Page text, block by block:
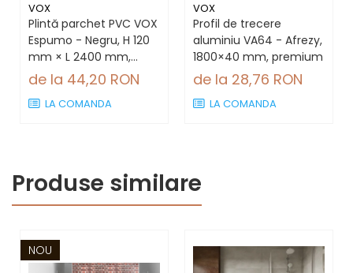
VOX
Plintă parchet PVC VOX
Espumo - Negru, H 120
mm × L 2400 mm,
grosime 16 mm
de la 44,20 RON
LA COMANDA
VOX
Profil de trecere
aluminiu VA64 - Afrezy,
1800×40 mm, premium
de la 28,76 RON
LA COMANDA
Produse similare
NOU